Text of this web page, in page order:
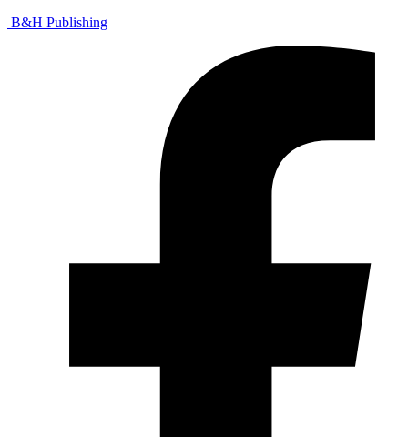
B&H Publishing